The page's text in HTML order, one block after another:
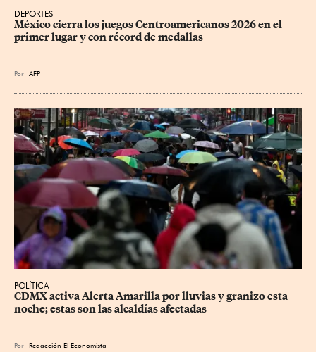
DEPORTES
México cierra los juegos Centroamericanos 2026 en el
primer lugar y con récord de medallas
Por AFP
POLÍTICA
CDMX activa Alerta Amarilla por lluvias y granizo esta
noche; estas son las alcaldías afectadas
Por Redacción El Economista